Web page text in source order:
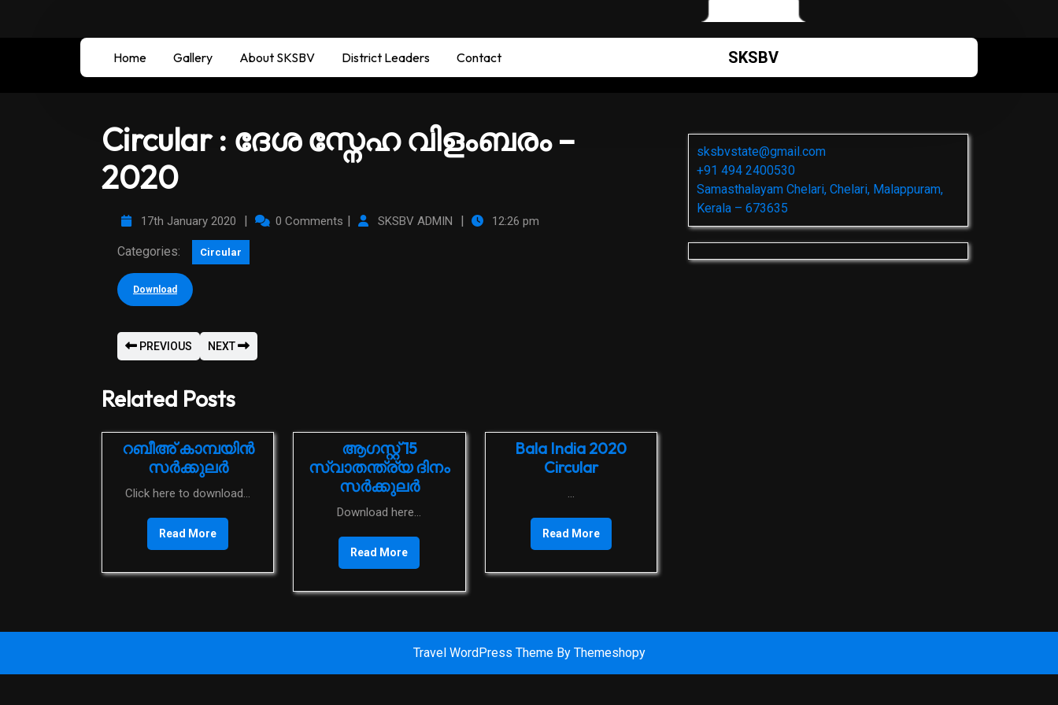
Home Gallery About SKSBV District Leaders Contact SKSBV
Circular : ദേശ സ്നേഹ വിളംബരം –
2020
17th January 2020 | 0 Comments | SKSBV ADMIN | 12:26 pm
Categories: Circular
Download
PREVIOUS NEXT
Related Posts
റബീഅ് കാമ്പയിന്‍
സര്‍ക്കുലര്‍
Click here to download...
Read More
ആഗസ്റ്റ് 15
സ്വാതന്ത്ര്യ ദിനം
സര്‍ക്കുലര്‍
Download here...
Read More
Bala India 2020
Circular
...
Read More
sksbvstate@gmail.com
+91 494 2400530
Samasthalayam Chelari, Chelari, Malappuram,
Kerala – 673635
Travel WordPress Theme By Themeshopy